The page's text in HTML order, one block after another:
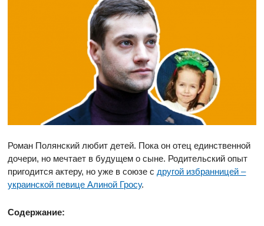
Роман Полянский любит детей. Пока он отец единственной
дочери, но мечтает в будущем о сыне. Родительский опыт
пригодится актеру, но уже в союзе с другой избранницей –
украинской певице Алиной Гросу.
Содержание: